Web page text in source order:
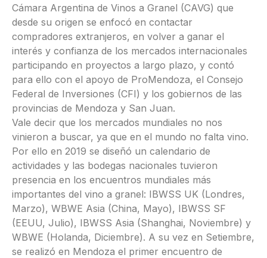
Cámara Argentina de Vinos a Granel (CAVG) que
desde su origen se enfocó en contactar
compradores extranjeros, en volver a ganar el
interés y confianza de los mercados internacionales
participando en proyectos a largo plazo, y contó
para ello con el apoyo de ProMendoza, el Consejo
Federal de Inversiones (CFI) y los gobiernos de las
provincias de Mendoza y San Juan.
Vale decir que los mercados mundiales no nos
vinieron a buscar, ya que en el mundo no falta vino.
Por ello en 2019 se diseñó un calendario de
actividades y las bodegas nacionales tuvieron
presencia en los encuentros mundiales más
importantes del vino a granel: IBWSS UK (Londres,
Marzo), WBWE Asia (China, Mayo), IBWSS SF
(EEUU, Julio), IBWSS Asia (Shanghai, Noviembre) y
WBWE (Holanda, Diciembre). A su vez en Setiembre,
se realizó en Mendoza el primer encuentro de